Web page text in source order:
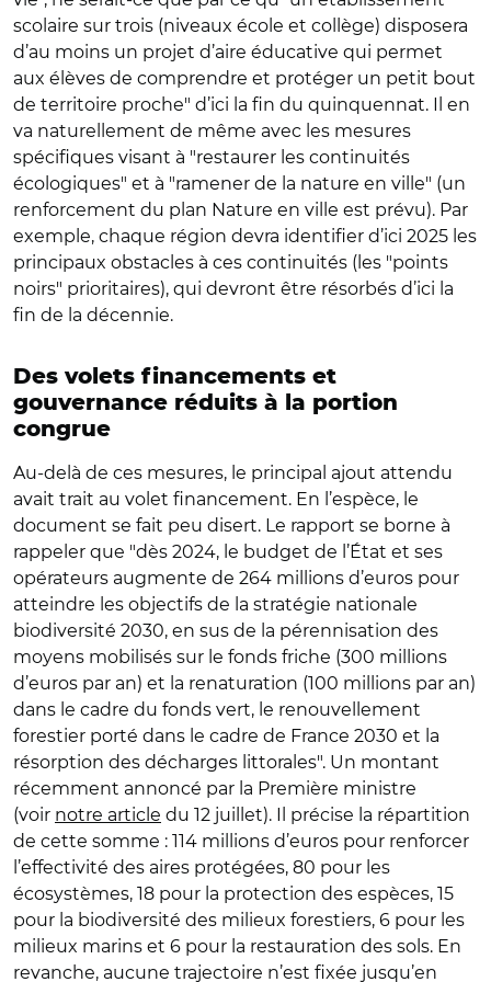
scolaire sur trois (niveaux école et collège) disposera
d’au moins un projet d’aire éducative qui permet
aux élèves de comprendre et protéger un petit bout
de territoire proche" d’ici la fin du quinquennat. Il en
va naturellement de même avec les mesures
spécifiques visant à "restaurer les continuités
écologiques" et à "ramener de la nature en ville" (un
renforcement du plan Nature en ville est prévu). Par
exemple, chaque région devra identifier d’ici 2025 les
principaux obstacles à ces continuités (les "points
noirs" prioritaires), qui devront être résorbés d’ici la
fin de la décennie.
Des volets financements et
gouvernance réduits à la portion
congrue
Au-delà de ces mesures, le principal ajout attendu
avait trait au volet financement. En l’espèce, le
document se fait peu disert. Le rapport se borne à
rappeler que "dès 2024, le budget de l’État et ses
opérateurs augmente de 264 millions d’euros pour
atteindre les objectifs de la stratégie nationale
biodiversité 2030, en sus de la pérennisation des
moyens mobilisés sur le fonds friche (300 millions
d’euros par an) et la renaturation (100 millions par an)
dans le cadre du fonds vert, le renouvellement
forestier porté dans le cadre de France 2030 et la
résorption des décharges littorales". Un montant
récemment annoncé par la Première ministre
(voir notre article du 12 juillet). Il précise la répartition
de cette somme : 114 millions d’euros pour renforcer
l’effectivité des aires protégées, 80 pour les
écosystèmes, 18 pour la protection des espèces, 15
pour la biodiversité des milieux forestiers, 6 pour les
milieux marins et 6 pour la restauration des sols. En
revanche, aucune trajectoire n’est fixée jusqu’en